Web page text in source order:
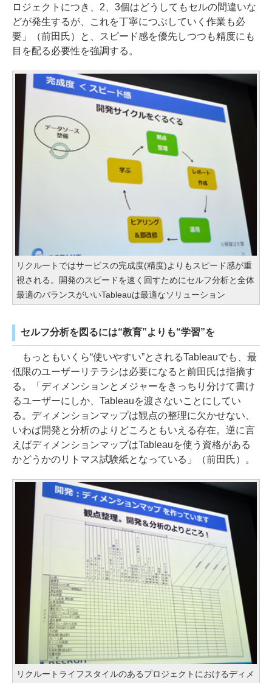
ロジェクトにつき、2、3個はどうしてもセルの間違いな
どが発生するが、これを丁寧につぶしていく作業も必
要」（前田氏）と、スピード感を優先しつつも精度にも
目を配る必要性を強調する。
リクルートではサービスの完成度(精度)よりもスピード感が重
視される。開発のスピードを速く回すためにセルフ分析と全体
最適のバランスがいいTableauは最適なソリューション
セルフ分析を図るには“教育”よりも“学習”を
もっともいくら“使いやすい”とされるTableauでも、最
低限のユーザーリテラシは必要になると前田氏は指摘す
る。「ディメンションとメジャーをきっちり分けて書け
るユーザーにしか、Tableauを渡さないことにしてい
る。ディメンションマップは観点の整理に欠かせない、
いわば開発と分析のよりどころともいえる存在。逆に言
えばディメンションマップはTableauを使う資格がある
かどうかのリトマス試験紙となっている」（前田氏）。
リクルートライフスタイルのあるプロジェクトにおけるディメ